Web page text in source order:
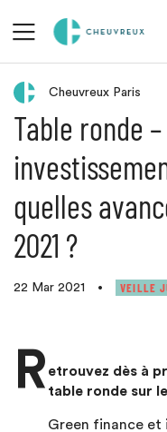
Retour aux actualités
Cheuvreux Paris
Table ronde
quelles
2021 ?
22 Mar 2021 • VEILLE
R etrouvez dès à
table ronde sur
Green finance et